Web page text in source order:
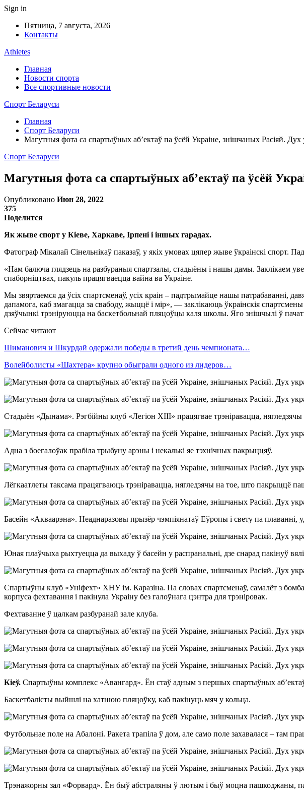
Sign in
Пятница, 7 августа, 2026
Контакты
Athletes
Главная
Новости спорта
Все спортивные новости
Спорт Беларуси
Главная
Спорт Беларуси
Магутныя фота са спартыўных аб’ектаў па ўсёй Украіне, знішчаных Расіяй. Дух
Спорт Беларуси
Магутныя фота са спартыўных аб’ектаў па ўсёй
Опубликовано Июн 28, 2022
375
Поделится
Як жыве спорт у Кіеве, Харкаве, Ірпені і іншых гарадах.
Фатограф Мікалай Сінельнікаў паказаў, у якіх умовах цяпер жыве ўкраінскі спорт.
«Нам балюча глядзець на разбураныя спартзалы, стадыёны і нашы дамы. Заклікаем
спаборніцтвах, пакуль працягваецца вайна ва Украіне.
Мы звяртаемся да ўсіх спартсменаў, усіх краін – падтрымайце нашы патрабаванні,
дапамога, каб змагацца за свабоду, жыццё і мір», — заклікаюць ўкраінскія
дзяўчынкі трэніруюцца на баскетбольнай пляцоўцы каля школы. Яго знішчылі ў
Сейчас читают
Шиманович и Шкурдай одержали победы в третий день чемпионата…
Волейболисты «Шахтера» крупно обыграли одного из лидеров…
Стадыён «Дынама». Рэгбійны клуб «Легіон XIII» працягвае трэніравацца, нягледзячы
Адна з боегалоўак прабіла трыбуну арэны і некалькі яе тэхнічных пакрыццяў.
Лёгкаатлеты таксама працягваюць трэніравацца, нягледзячы на ​​тое, што пакрыццё
Басейн «Акваарэна». Неаднаразовы прызёр чэмпіянатаў Еўропы і свету па плаванні,
Юная плаўчыха рыхтуецца да выхаду ў басейн у распранальні, дзе снарад пакінуў
Спартыўны клуб «Уніфехт» ХНУ ім. Каразіна. Па словах спартсменаў, самалёт з
корпуса фехтавання і пакінула Украіну без галоўнага цэнтра для трэніровак.
Фехтаванне ў цалкам разбуранай зале клуба.
Кіеў. Спартыўны комплекс «Авангард». Ён стаў адным з першых спартыўных
Баскетбалісты выйшлі на хатнюю пляцоўку, каб пакінуць мяч у кольца.
Футбольнае поле на Абалоні. Ракета трапіла ў дом, але само поле захавалася – там
Трэнажорны зал «Форвард». Ён быў абстраляны ў лютым і быў моцна пашкоджаны,